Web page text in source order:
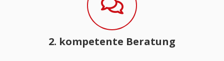
2. kompetente Beratung